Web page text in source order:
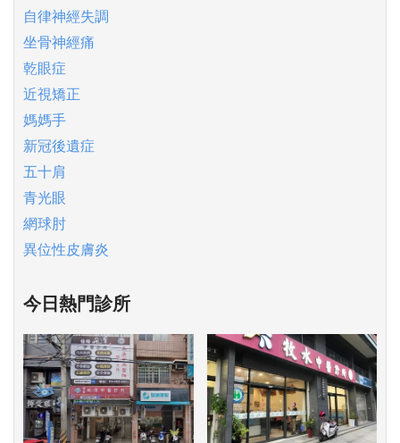
自律神經失調
坐骨神經痛
乾眼症
近視矯正
媽媽手
新冠後遺症
五十肩
青光眼
網球肘
異位性皮膚炎
今日熱門診所